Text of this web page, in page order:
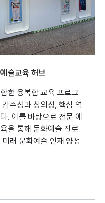
술교육 허브
한 융복합 교육 프로그
수성과 창의성, 핵심 역
. 이를 바탕으로 전문 예
을 통해 문화예술 진로
래 문화예술 인재 양성